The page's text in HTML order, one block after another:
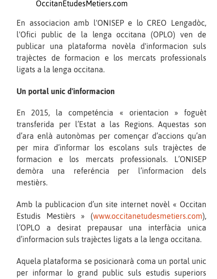
OccitanEtudesMetiers.com
En associacion amb l'ONISEP e lo CREO Lengadòc,
l'Ofici public de la lenga occitana (OPLO) ven de
publicar una plataforma novèla d'informacion suls
trajèctes de formacion e los mercats professionals
ligats a la lenga occitana.
Un portal unic d'informacion
En 2015, la competéncia « orientacion » foguèt
transferida per l’Estat a las Regions. Aquestas son
d’ara enlà autonòmas per començar d’accions qu’an
per mira d’informar los escolans suls trajèctes de
formacion e los mercats professionals. L’ONISEP
demòra una referéncia per l’informacion dels
mestièrs.
Amb la publicacion d’un site internet novèl « Occitan
Estudis Mestièrs » (www.occitanetudesmetiers.com),
l’OPLO a desirat prepausar una interfàcia unica
d’informacion suls trajèctes ligats a la lenga occitana.
Aquela plataforma se posicionarà coma un portal unic
per informar lo grand public suls estudis superiors